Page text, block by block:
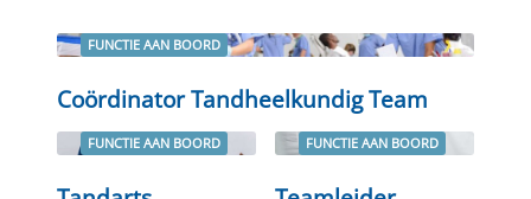
FUNCTIE AAN BOORD
Coördinator Tandheelkundig Team
FUNCTIE AAN BOORD FUNCTIE AAN BOORD